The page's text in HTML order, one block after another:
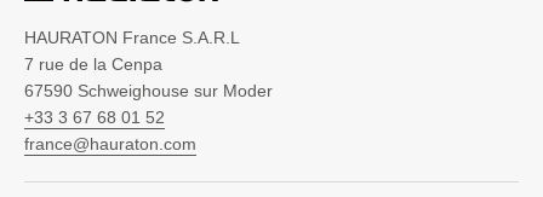
HAURATON France S.A.R.L
7 rue de la Cenpa
67590 Schweighouse sur Moder
+33 3 67 68 01 52
france@hauraton.com